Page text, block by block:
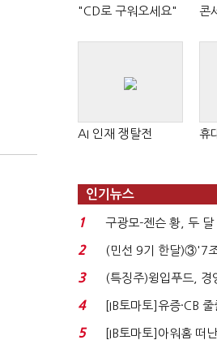
"CD로 구워오세요" 콘
AI 인재 쟁탈전 휴
인기뉴스
1
구광모-젠슨 황, 두
로봇·AI 등 논...
2
(민선 9기 한달)③'7
격…추미애, 20년...
3
(특징주)윙입푸드, 경
지에 상한가...
4
[IB토마토]유증·CB
닥 벌점 급증에 ...
5
[IB토마토]아워홈 떠